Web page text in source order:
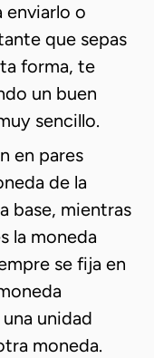
enviarlo o
que sepas
forma, te
un buen
sencillo.
en pares
de la
base, mientras
la moneda
se fija en
unidad
moneda.